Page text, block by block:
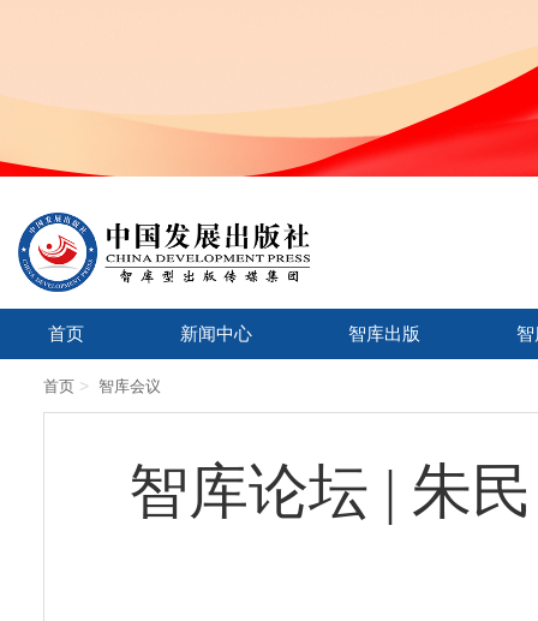
首页 新闻中心 智库出版
首页 > 智库会议
智库论坛 | 朱